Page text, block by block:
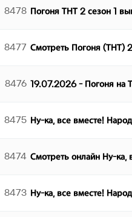
8478 Погоня ТНТ 2 сезон 1
8477 Смотреть Погоня (ТНТ)
8476 19.07.2026 - Погоня на
8475 Ну-ка, все вместе!
8474 Смотреть онлайн Ну-ка,
8473 Ну-ка, все вместе!